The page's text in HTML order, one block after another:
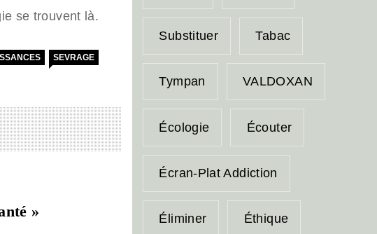
se trouvent là.
SEVRAGE
»
Substituer Tabac
Tympan VALDOXAN
Écologie Écouter
Écran-Plat Addiction
Éliminer Éthique